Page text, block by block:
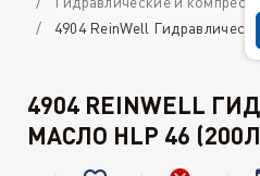
4904 ReinWell
4904 REINWELL
МАСЛО HLP 46